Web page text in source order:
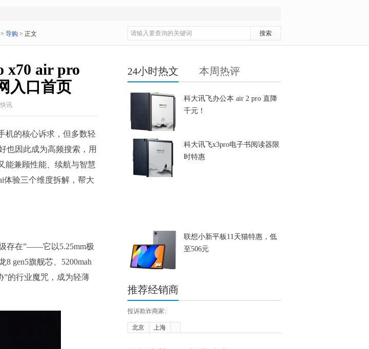
> 导购 > 正文
x70 air pro
入口首页
讯
机的核心诉求，但多数轻
也因此成为高频搜索，用
能兼顾性能、续航与智慧
体验三个维度拆解，帮大
存在”——它以5.25mm极
gen5旗舰芯、5200mah
”的行业魔咒，成为轻薄
24小时热文 本周热评
科大讯飞办公本 air 2 pro 直降
千元！
科大讯飞x3pro电子书阅读器限
时特惠
联想小新平板11天猫特惠，低
至506元
推荐经销商
投诉欺诈商家:
北京 上海